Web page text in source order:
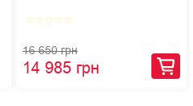
star_borderstar_borderstar_borderstar_borderstar_border
16 650 грн
14 985 грн